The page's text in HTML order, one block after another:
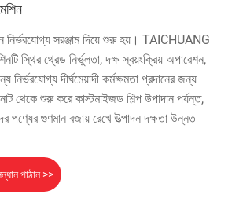
নির্ভরযোগ্য সরঞ্জাম দিয়ে শুরু হয়। TAICHUANG
স্থির থ্রেড নির্ভুলতা, দক্ষ স্বয়ংক্রিয় অপারেশন,
নির্ভরযোগ্য দীর্ঘমেয়াদী কর্মক্ষমতা প্রদানের জন্য
থেকে শুরু করে কাস্টমাইজড শিল্প উপাদান পর্যন্ত,
পণ্যের গুণমান বজায় রেখে উত্পাদন দক্ষতা উন্নত
পাঠান >>